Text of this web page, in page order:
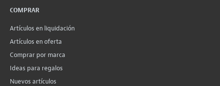
COMPRAR
Artículos en liquidación
Artículos en oferta
Comprar por marca
Ideas para regalos
Nuevos artículos